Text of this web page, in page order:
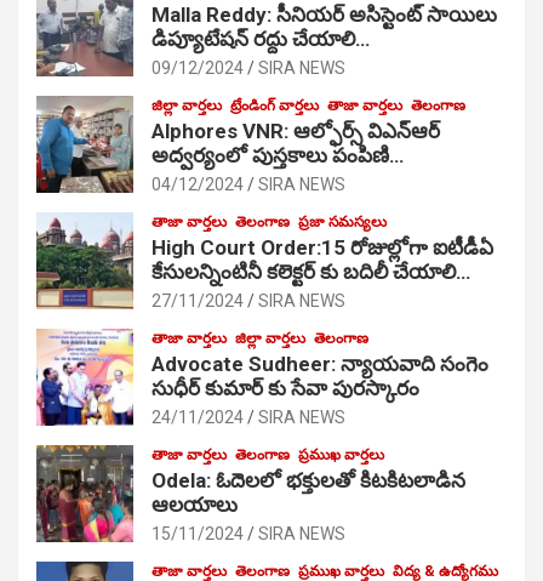
Malla Reddy: సీనియర్ అసిస్టెంట్ సాయిలు
డిప్యూటేషన్ రద్దు చేయాలి…
09/12/2024 SIRA NEWS
జిల్లా వార్తలు ట్రేండింగ్ వార్తలు తాజా వార్తలు తెలంగాణ
Alphores VNR: ఆల్ఫోర్స్ విఎన్ఆర్
అద్వర్యంలో పుస్తకాలు పంపిణి…
04/12/2024 SIRA NEWS
తాజా వార్తలు తెలంగాణ ప్రజా సమస్యలు
High Court Order:15 రోజుల్లోగా ఐటీడీఏ
కేసులన్నింటినీ కలెక్టర్ కు బదిలీ చేయాలి…
27/11/2024 SIRA NEWS
తాజా వార్తలు జిల్లా వార్తలు తెలంగాణ
Advocate Sudheer: న్యాయవాది సంగెం
సుధీర్ కుమార్ కు సేవా పురస్కారం
24/11/2024 SIRA NEWS
తాజా వార్తలు తెలంగాణ ప్రముఖ వార్తలు
Odela: ఓదెల‌లో భక్తులతో కిటకిటలాడిన
ఆల‌యాలు
15/11/2024 SIRA NEWS
తాజా వార్తలు తెలంగాణ ప్రముఖ వార్తలు విద్య & ఉద్యోగము